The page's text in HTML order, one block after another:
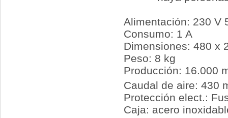
Alimentación: 230 V
Consumo: 1 A
Dimensiones: 480 x
Peso: 8 kg
Producción: 16.000
Caudal de aire: 430
Protección elect.:
Caja: acero